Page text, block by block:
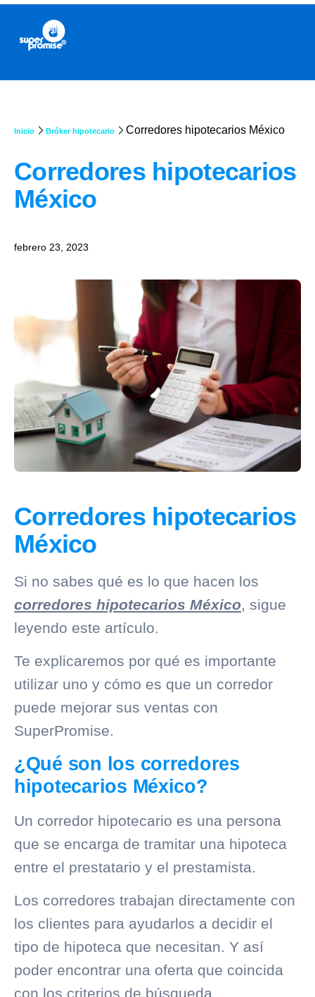
Inicio Bróker hipotecario Corredores hipotecarios México
Corredores hipotecarios
México
febrero 23, 2023
Corredores hipotecarios
México
Si no sabes qué es lo que hacen los
corredores hipotecarios México, sigue
leyendo este artículo.
Te explicaremos por qué es importante
utilizar uno y cómo es que un corredor
puede mejorar sus ventas con
SuperPromise.
¿Qué son los corredores
hipotecarios México?
Un corredor hipotecario es una persona
que se encarga de tramitar una hipoteca
entre el prestatario y el prestamista.
Los corredores trabajan directamente con
los clientes para ayudarlos a decidir el
tipo de hipoteca que necesitan. Y así
poder encontrar una oferta que coincida
con los criterios de búsqueda.